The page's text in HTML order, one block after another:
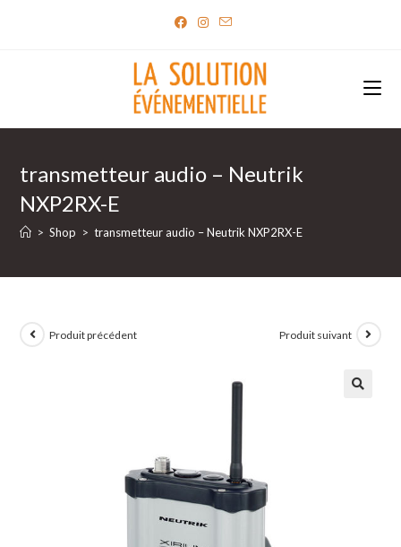
transmetteur audio – Neutrik
NXP2RX-E
> Shop > transmetteur audio – Neutrik NXP2RX-E
Produit précédent Produit suivant